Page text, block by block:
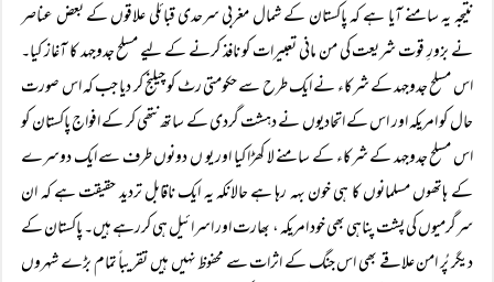
نتیجہ یہ سامنے آیا ہے کہ پاکستان کے شمال مغربی سرحدی قبائلی علاقوں کے بعض عناصر
نے بزورِ قوت شریعت کی من مانی تعبیرات کو نافذ کرنے کے لیے مسلح جدوجہد کا آغاز کیا۔
اس مسلح جدوجہد کے شرکاء نے ایک طرح سے حکومتی رٹ کو چیلنج کر دیا جب کہ اس صورت
حال کو امریکہ اور اس کے اتحادیوں نے دہشت گردی کے ساتھ نتھی کر کے افواج پاکستان کو
اس مسلح جدوجہد کے شرکاء کے سامنے لا کھڑا کیا اور یو ں دونوں طرف سے ایک دوسرے
کے ہاتھوں مسلمانوں کا ہی خون بہہ رہا ہے حالانکہ یہ ایک ناقابل تردید حقیقت ہے کہ ان
سرگرمیوں کی پشت پناہی بھی خود امریکہ ، بھارت اور اسرائیل ہی کررہے ہیں۔ پاکستان کے
دیگر پُر امن علاقے بھی اس جنگ کے اثرات سے محفوظ نہیں ہیں تقریباً تمام بڑے شہروں